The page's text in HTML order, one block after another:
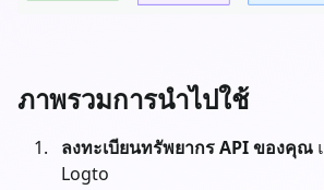
ภาพรวมการนำไปใช้
ลงทะเบียนทรัพยากร API ของคุณ
Logto